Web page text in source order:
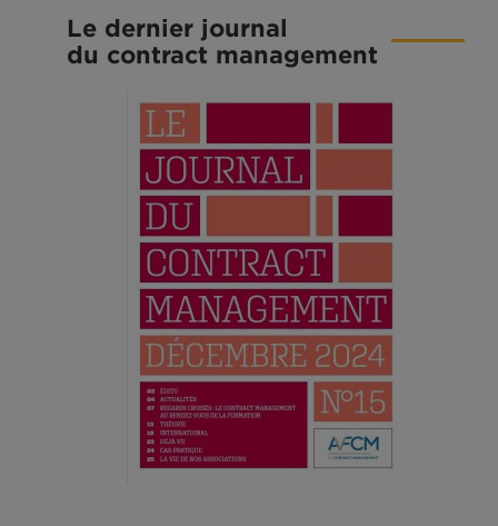
Le dernier journal
du contract management